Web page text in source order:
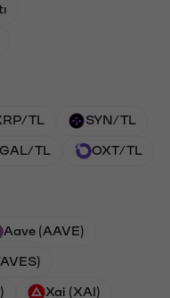
TL SYN/TL
GAL/TL OXT/TL
Aave (AAVE)
Xai (XAI)